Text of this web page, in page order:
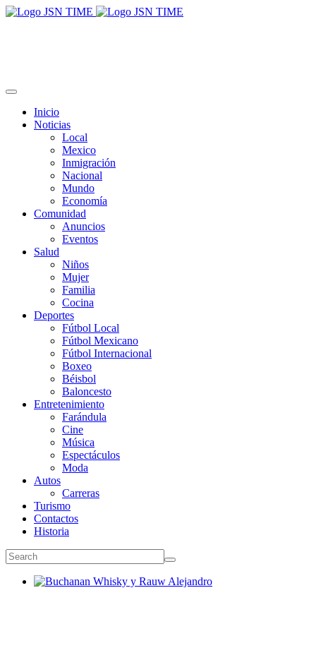
Inicio
Noticias
Local
Mexico
Inmigración
Nacional
Mundo
Economía
Comunidad
Anuncios
Eventos
Salud
Niños
Mujer
Familia
Cocina
Deportes
Fútbol Local
Fútbol Mexicano
Fútbol Internacional
Boxeo
Béisbol
Baloncesto
Entretenimiento
Farándula
Cine
Música
Espectáculos
Moda
Autos
Carreras
Turismo
Contactos
Historia